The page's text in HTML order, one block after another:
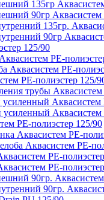
135гр
90гр
135гр.
90гр
125/90
PE-
Аквасистем PE-
PE-полиэстер 125/
трубы Аквасистем
Аквасистем
Аквасистем
РЕ-полиэстер 125/90
Аквасистем PE-
Аквасистем PE-
PE-
PE-
90гр.
90гр.